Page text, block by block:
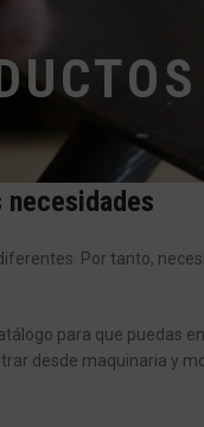
necesidades
Por tanto,
para que puedas
desde maquinaria y